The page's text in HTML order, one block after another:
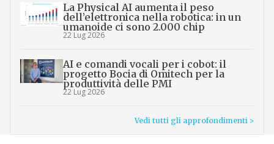
La Physical AI aumenta il peso
dell’elettronica nella robotica: in un
umanoide ci sono 2.000 chip
22 Lug 2026
AI e comandi vocali per i cobot: il
progetto Bocia di Omitech per la
produttività delle PMI
22 Lug 2026
Vedi tutti gli approfondimenti >